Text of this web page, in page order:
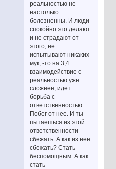
реальностью не
настолько
болезненны. И люди
спокойно это делают
и не страдают от
этого, не
испытывают никаких
мук, -то на 3,4
взаимодействие с
реальностью уже
сложнее, идет
борьба с
ответственностью.
Побег от нее. И ты
пытаешься из этой
ответственности
сбежать. А как из нее
сбежать? Стать
беспомощным. А как
стать